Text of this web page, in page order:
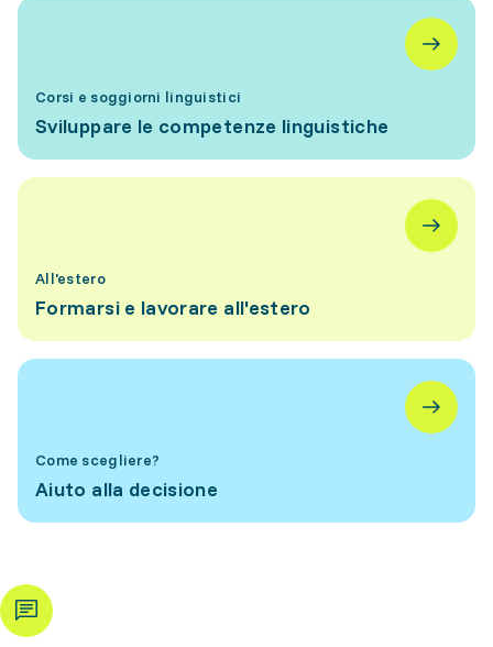
Corsi e soggiorni linguistici
Sviluppare le competenze linguistiche
All'estero
Formarsi e lavorare all'estero
Come scegliere?
Aiuto alla decisione